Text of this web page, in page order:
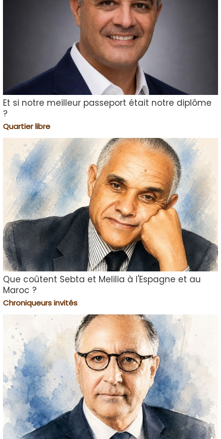
Et si notre meilleur passeport était notre diplôme
?
Quartier libre
Que coûtent Sebta et Melilia à l'Espagne et au
Maroc ?
Chroniqueurs invités